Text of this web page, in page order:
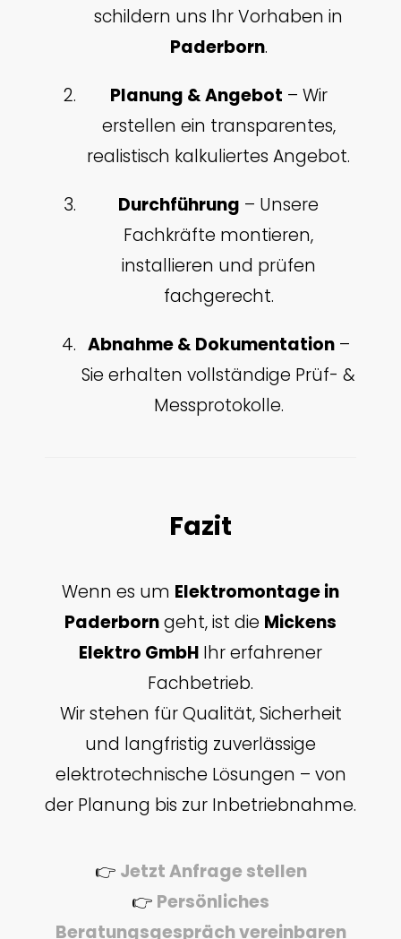
schildern uns Ihr Vorhaben in
Paderborn.
Planung & Angebot – Wir
erstellen ein transparentes,
realistisch kalkuliertes Angebot.
Durchführung – Unsere
Fachkräfte montieren,
installieren und prüfen
fachgerecht.
Abnahme & Dokumentation–
Sie erhalten vollständige Prüf- &
Messprotokolle.
Fazit
Wenn es um Elektromontage in
Paderborngeht, ist die Mickens
Elektro GmbH Ihr erfahrener
Fachbetrieb.
Wir stehen für Qualität, Sicherheit
und langfristig zuverlässige
elektrotechnische Lösungen – von
der Planung bis zur Inbetriebnahme.
👉 Jetzt Anfrage stellen
👉 Persönliches
Beratungsgespräch vereinbaren